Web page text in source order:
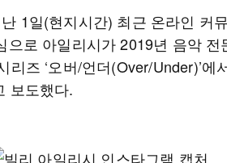
1일(현지시간) 최근 온라인 커
으로 아일리시가 2019년 음악 전
리즈 ‘오버/언더(Over/Under)’에
보도했다.